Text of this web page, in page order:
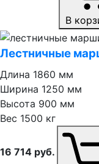
В
Лестничные
Длина 1860 мм
Ширина 1250 мм
Высота 900 мм
Вес 1500 кг
16 714 руб.